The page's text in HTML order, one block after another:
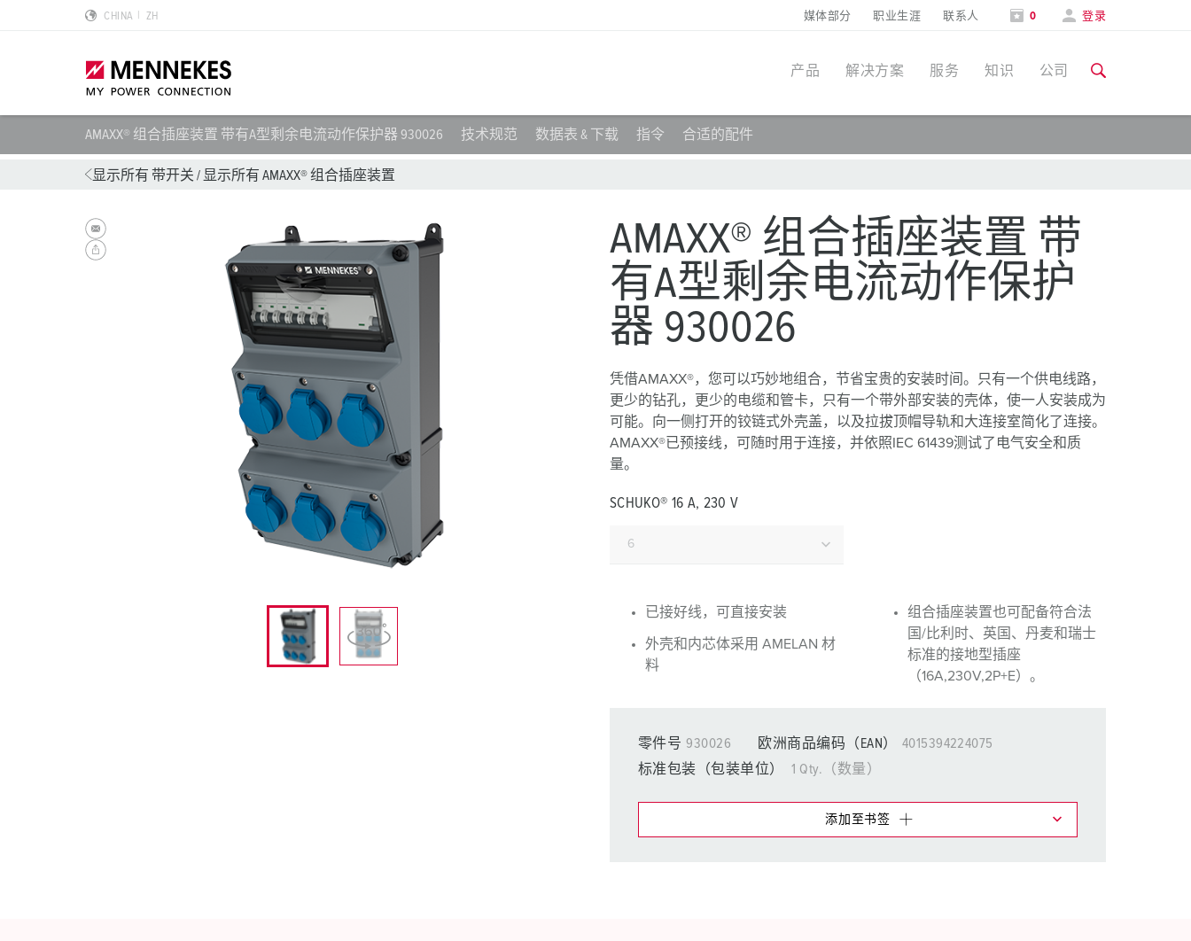
CHINA ZH 媒体部分 职业生涯 联系人 0 登录
产品
产品亮点
PowerTOP Xtra
带防护密封圈的工业插头与工业连接器
工业插头
特殊插头插座
汽车行业
物流中心
消防防护
用于冷藏集装箱的产品
解决方案
特殊应用解决方案
物流中心
服务
规划和采购
REACh 全球机构
知识
标准和规范
点钟位置 产品术语
公司
关于我们
曼奈柯斯MENNEKES的可持续发展
展会
展会日期
AMAXX® 组合插座装置 带有A型剩余电流动作保护器 930026 技术规范 数据表 & 下载 指令 合适的配件
显示所有 带开关 / 显示所有 AMAXX® 组合插座装置
AMAXX® 组合插座装置 带
有A型剩余电流动作保护
器 930026
凭借AMAXX®，您可以巧妙地组合，节省宝贵的安装时间。只有一个供电线路，
更少的钻孔，更少的电缆和管卡，只有一个带外部安装的壳体，使一人安装成为
可能。向一侧打开的铰链式外壳盖，以及拉拔顶帽导轨和大连接室简化了连接。
AMAXX®已预接线，可随时用于连接，并依照IEC 61439测试了电气安全和质
量。
SCHUKO® 16 A, 230 V
已接好线，可直接安装
外壳和内芯体采用 AMELAN 材
料
组合插座装置也可配备符合法
国/比利时、英国、丹麦和瑞士
标准的接地型插座
（16A,230V,2P+E）。
零件号 930026 欧洲商品编码（EAN）
4015394224075
标准包装（包装单位）
1 Qty.（数量）
添加至书签